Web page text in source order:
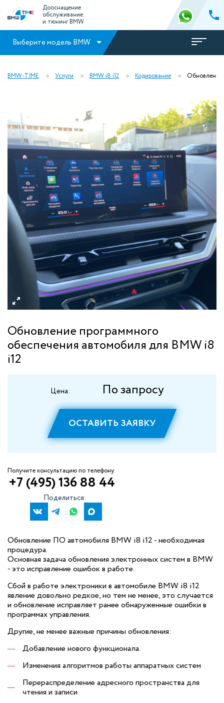
Дооснащение
обслуживание
и тюнинг BMW
Выберите модель BMW
BMW-TIME Услуги BMW i8 i12 Кодирование Обновление
Обновление программного
обеспечения автомобиля для BMW i8
i12
Цена: По запросу
ОСТАВИТЬ ЗАЯВКУ
Получите консультацию по телефону:
+7 (495) 136 88 44
Поделиться:
Обновление ПО автомобиля BMW i8 i12 - необходимая
процедура.
Основная задача обновления электронных систем в BMW
- это исправление ошибок в работе.
Сбой в работе электроники в автомобиле BMW i8 i12
явление довольно редкое, но тем не менее, это случается
и обновление исправляет ранее обнаруженные ошибки в
программах управления.
Другие, не менее важные причины обновления:
Добавление нового функционала.
Изменения алгоритмов работы аппаратных систем
Перераспределение адресного пространства для
чтения и записи